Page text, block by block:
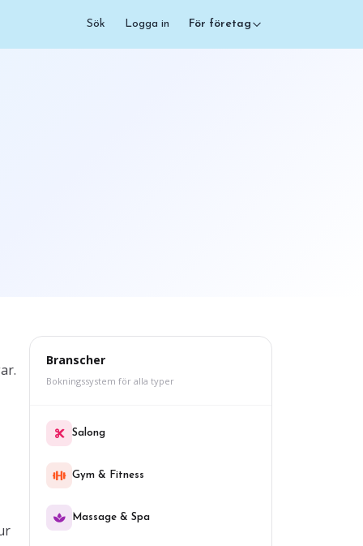
Sök Logga in För företag
Branscher
Bokningssystem för alla typer
Salong
Gym & Fitness
Massage & Spa